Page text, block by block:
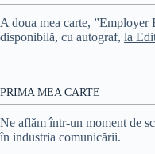
A doua mea carte, ”Employer
disponibilă, cu autograf, la
PRIMA MEA CARTE
Ne aflăm într-un moment de
în industria comunicării.